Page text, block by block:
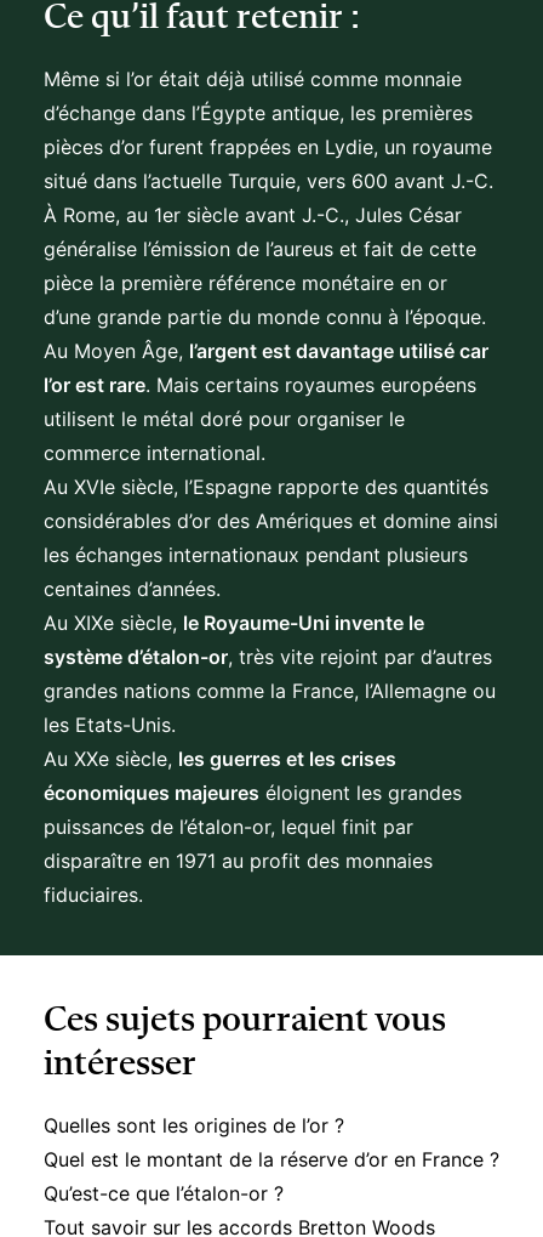
Ce qu’il faut retenir :
Même si l’or était déjà utilisé comme monnaie
d’échange dans l’Égypte antique, les premières
pièces d’or furent frappées en Lydie, un royaume
situé dans l’actuelle Turquie, vers 600 avant J.-C.
À Rome, au 1er siècle avant J.-C., Jules César
généralise l’émission de l’aureus et fait de cette
pièce la première référence monétaire en or
d’une grande partie du monde connu à l’époque.
Au Moyen Âge, l’argent est davantage utilisé car
l’or est rare. Mais certains royaumes européens
utilisent le métal doré pour organiser le
commerce international.
Au XVIe siècle, l’Espagne rapporte des quantités
considérables d’or des Amériques et domine ainsi
les échanges internationaux pendant plusieurs
centaines d’années.
Au XIXe siècle, le Royaume-Uni invente le
système d’étalon-or, très vite rejoint par d’autres
grandes nations comme la France, l’Allemagne ou
les Etats-Unis.
Au XXe siècle, les guerres et les crises
économiques majeures éloignent les grandes
puissances de l’étalon-or, lequel finit par
disparaître en 1971 au profit des monnaies
fiduciaires.
Ces sujets pourraient vous
intéresser
Quelles sont les origines de l’or ?
Quel est le montant de la réserve d’or en France ?
Qu’est-ce que l’étalon-or ?
Tout savoir sur les accords Bretton Woods